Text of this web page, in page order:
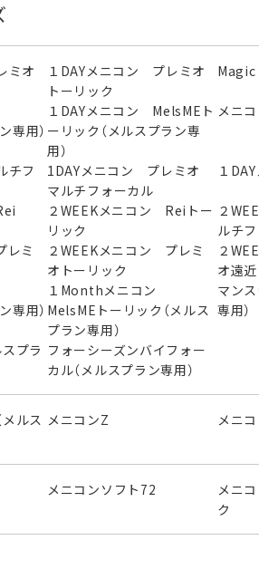
ミオ
１DAYメニコン プレミオ
トーリック
Magic
専用）
１DAYメニコン MelsMEト
ーリック（メルスプラン専
用）
メニ
チフ
1DAYメニコン プレミオ
マルチフォーカル
１
２WEEKメニコン Reiトー
リック
２
ルチ
レミ
２WEEKメニコン プレミ
オトーリック
２
オ遠近
専用）
１Monthメニコン
MelsMEトーリック（メルス
プラン専用）
マン
専用）
プラ フォーシーズンバイフォー
カル（メルスプラン専用）
ルス メニコンZ メニ
メニコンソフト72
メニ
ク